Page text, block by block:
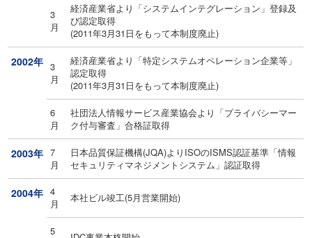
3
月
経済産業省より「システムインテグレーション」登録及
び認定取得
(2011年3月31日をもって本制度廃止)
2002年 3
月
経済産業省より「特定システムオペレーション企業等」
認定取得
(2011年3月31日をもって本制度廃止)
6
月
社団法人情報サービス産業協会より「プライバシーマー
ク付与審査」合格証取得
2003年 7
月
日本品質保証機構(JQA)よりISOのISMS認証基準「情報
セキュリティマネジメントシステム」認証取得
2004年 4
月
本社ビル竣工(5月営業開始)
5